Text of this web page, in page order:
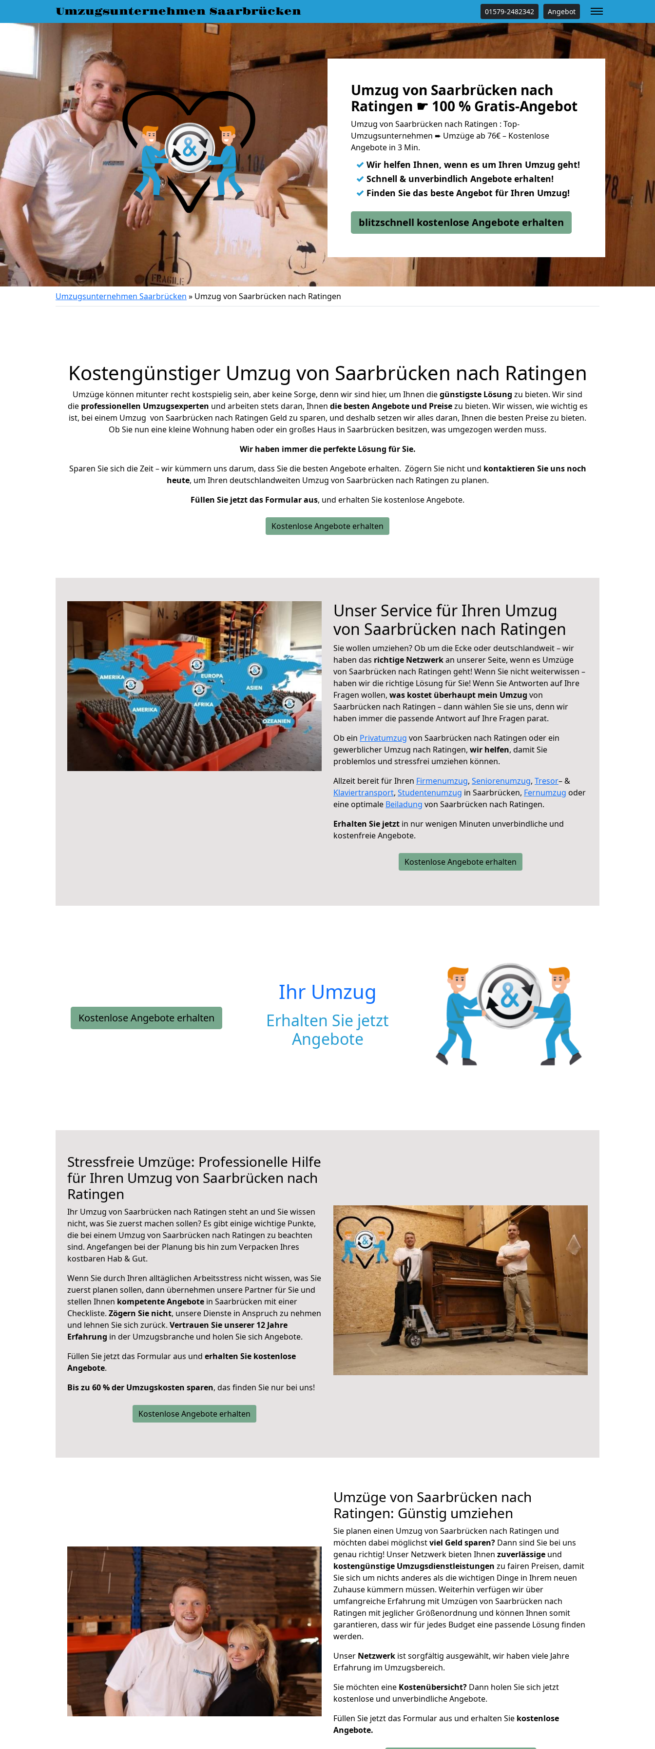
Umzugsunternehmen Saarbrücken 01579-2482342 Angebot
Umzug von Saarbrücken nach
Ratingen ☛ 100 % Gratis-Angebot
Umzug von Saarbrücken nach Ratingen : Top-
Umzugsunternehmen ➨ Umzüge ab 76€ – Kostenlose
Angebote in 3 Min.
✓ Wir helfen Ihnen, wenn es um Ihren Umzug geht!
✓ Schnell & unverbindlich Angebote erhalten!
✓ Finden Sie das beste Angebot für Ihren Umzug!
blitzschnell kostenlose Angebote erhalten
Umzugsunternehmen Saarbrücken » Umzug von Saarbrücken nach Ratingen
Kostengünstiger Umzug von Saarbrücken nach Ratingen
Umzüge können mitunter recht kostspielig sein, aber keine Sorge, denn wir sind hier, um Ihnen diegünstigste Lösung zu bieten. Wir sind
die professionellen Umzugsexperten und arbeiten stets daran, Ihnen die besten Angebote und Preisezu bieten. Wir wissen, wie wichtig es
ist, bei einem Umzug von Saarbrücken nach Ratingen Geld zu sparen, und deshalb setzen wir alles daran, Ihnen die besten Preise zu bieten.
Ob Sie nun eine kleine Wohnung haben oder ein großes Haus in Saarbrücken besitzen, was umgezogen werden muss.
Wir haben immer die perfekte Lösung für Sie.
Sparen Sie sich die Zeit – wir kümmern uns darum, dass Sie die besten Angebote erhalten. Zögern Sie nicht und kontaktieren Sie uns noch
heute, um Ihren deutschlandweiten Umzug von Saarbrücken nach Ratingen zu planen.
Füllen Sie jetzt das Formular aus, und erhalten Sie kostenlose Angebote.
Kostenlose Angebote erhalten
Unser Service für Ihren Umzug
von Saarbrücken nach Ratingen
Sie wollen umziehen? Ob um die Ecke oder deutschlandweit – wir
haben das richtige Netzwerkan unserer Seite, wenn es Umzüge
von Saarbrücken nach Ratingen geht! Wenn Sie nicht weiterwissen –
haben wir die richtige Lösung für Sie! Wenn Sie Antworten auf Ihre
Fragen wollen, was kostet überhaupt mein Umzug von
Saarbrücken nach Ratingen – dann wählen Sie sie uns, denn wir
haben immer die passende Antwort auf Ihre Fragen parat.
Ob ein Privatumzug von Saarbrücken nach Ratingen oder ein
gewerblicher Umzug nach Ratingen, wir helfen, damit Sie
problemlos und stressfrei umziehen können.
Allzeit bereit für Ihren Firmenumzug, Seniorenumzug, Tresor– &
Klaviertransport, Studentenumzug in Saarbrücken, Fernumzug oder
eine optimale Beiladung von Saarbrücken nach Ratingen.
Erhalten Sie jetzt in nur wenigen Minuten unverbindliche und
kostenfreie Angebote.
Kostenlose Angebote erhalten
Kostenlose Angebote erhalten
Ihr Umzug
Erhalten Sie jetzt
Angebote
Stressfreie Umzüge: Professionelle Hilfe
für Ihren Umzug von Saarbrücken nach
Ratingen
Ihr Umzug von Saarbrücken nach Ratingen steht an und Sie wissen
nicht, was Sie zuerst machen sollen? Es gibt einige wichtige Punkte,
die bei einem Umzug von Saarbrücken nach Ratingen zu beachten
sind. Angefangen bei der Planung bis hin zum Verpacken Ihres
kostbaren Hab & Gut.
Wenn Sie durch Ihren alltäglichen Arbeitsstress nicht wissen, was Sie
zuerst planen sollen, dann übernehmen unsere Partner für Sie und
stellen Ihnen kompetente Angebote in Saarbrücken mit einer
Checkliste. Zögern Sie nicht, unsere Dienste in Anspruch zu nehmen
und lehnen Sie sich zurück. Vertrauen Sie unserer 12 Jahre
Erfahrung in der Umzugsbranche und holen Sie sich Angebote.
Füllen Sie jetzt das Formular aus und erhalten Sie kostenlose
Angebote.
Bis zu 60 % der Umzugskosten sparen, das finden Sie nur bei uns!
Kostenlose Angebote erhalten
Umzüge von Saarbrücken nach
Ratingen: Günstig umziehen
Sie planen einen Umzug von Saarbrücken nach Ratingen und
möchten dabei möglichstviel Geld sparen? Dann sind Sie bei uns
genau richtig! Unser Netzwerk bieten Ihnen zuverlässige und
kostengünstige Umzugsdienstleistungen zu fairen Preisen, damit
Sie sich um nichts anderes als die wichtigen Dinge in Ihrem neuen
Zuhause kümmern müssen. Weiterhin verfügen wir über
umfangreiche Erfahrung mit Umzügen von Saarbrücken nach
Ratingen mit jeglicher Größenordnung und können Ihnen somit
garantieren, dass wir für jedes Budget eine passende Lösung finden
werden.
Unser Netzwerk ist sorgfältig ausgewählt, wir haben viele Jahre
Erfahrung im Umzugsbereich.
Sie möchten eine Kostenübersicht? Dann holen Sie sich jetzt
kostenlose und unverbindliche Angebote.
Füllen Sie jetzt das Formular aus und erhalten Sie kostenlose
Angebote.